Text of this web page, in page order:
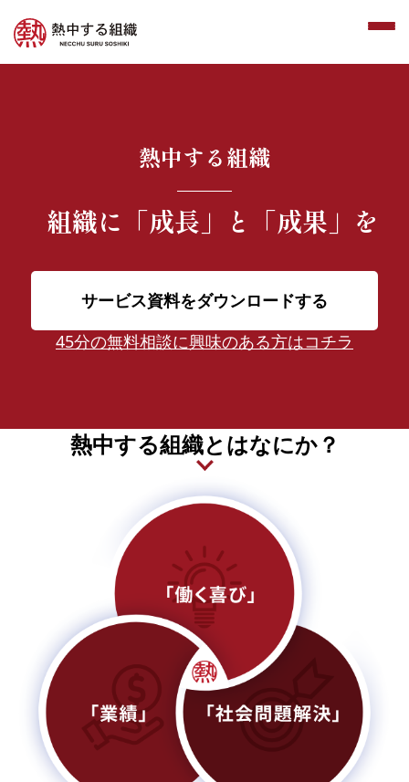
熱中する組織
組織に 「成長」と「成果」を
サービス資料をダウンロードする
45分の無料相談に興味のある方はコチラ
熱中する組織とはなにか？